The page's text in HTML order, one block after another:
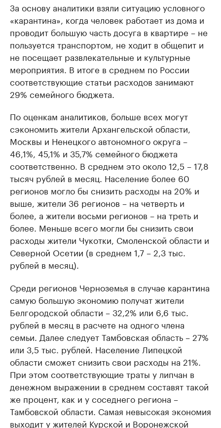
За основу аналитики взяли ситуацию условного
«карантина», когда человек работает из дома и
проводит большую часть досуга в квартире – не
пользуется транспортом, не ходит в общепит и
не посещает развлекательные и культурные
мероприятия. В итоге в среднем по России
соответствующие статьи расходов занимают
29% семейного бюджета.
По оценкам аналитиков, больше всех могут
сэкономить жители Архангельской области,
Москвы и Ненецкого автономного округа –
46,1%, 45,1% и 35,7% семейного бюджета
соответственно. В среднем это около 12,5 – 17,8
тысяч рублей в месяц. Население более 60
регионов могло бы снизить расходы на 20% и
выше, жители 36 регионов – на четверть и
более, а жители восьми регионов – на треть и
более. Меньше всего могли бы снизить свои
расходы жители Чукотки, Смоленской области и
Северной Осетии (в среднем 1,7 – 2,3 тыс.
рублей в месяц).
Среди регионов Черноземья в случае карантина
самую большую экономию получат жители
Белгородской области – 32,2% или 6,6 тыс.
рублей в месяц в расчете на одного члена
семьи. Далее следует Тамбовская область – 27%
или 3,5 тыс. рублей. Население Липецкой
области сможет снизить свои расходы на 21%.
При этом соответствующие траты у липчан в
денежном выражении в среднем составят такой
же процент, как и у соседнего региона –
Тамбовской области. Самая невысокая экономия
выходит у жителей Курской и Воронежской